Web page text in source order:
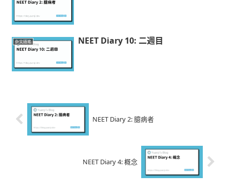
杂文随笔 NEET Diary 10: 二週目
NEET Diary 2: 臆病者
NEET Diary 4: 概念